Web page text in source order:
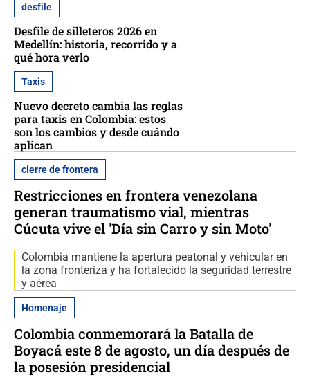
desfile
Desfile de silleteros 2026 en
Medellín: historia, recorrido y a
qué hora verlo
Taxis
Nuevo decreto cambia las reglas
para taxis en Colombia: estos
son los cambios y desde cuándo
aplican
cierre de frontera
Restricciones en frontera venezolana
generan traumatismo vial, mientras
Cúcuta vive el 'Día sin Carro y sin Moto'
Colombia mantiene la apertura peatonal y vehicular en
la zona fronteriza y ha fortalecido la seguridad terrestre
y aérea
Homenaje
Colombia conmemorará la Batalla de
Boyacá este 8 de agosto, un día después de
la posesión presidencial